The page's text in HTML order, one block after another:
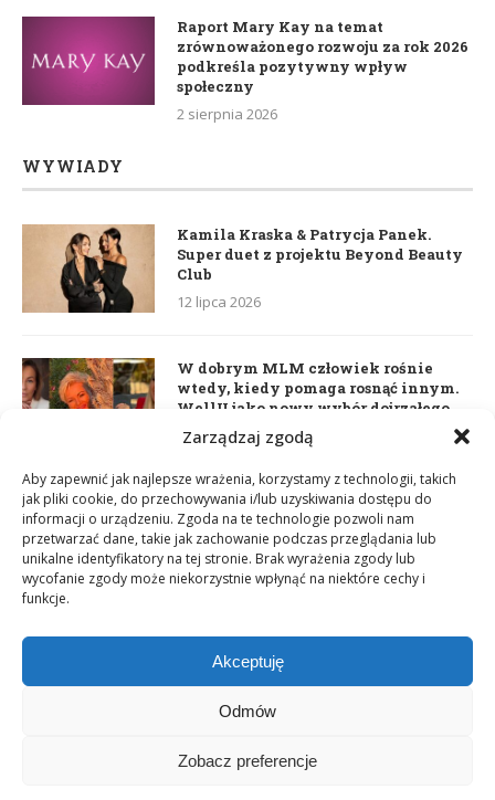
Zarządzaj zgodą
Aby zapewnić jak najlepsze wrażenia, korzystamy z technologii, takich
jak pliki cookie, do przechowywania i/lub uzyskiwania dostępu do
informacji o urządzeniu. Zgoda na te technologie pozwoli nam
przetwarzać dane, takie jak zachowanie podczas przeglądania lub
unikalne identyfikatory na tej stronie. Brak wyrażenia zgody lub
wycofanie zgody może niekorzystnie wpłynąć na niektóre cechy i
funkcje.
Akceptuję
Odmów
Zobacz preferencje
Raport Mary Kay na temat
zrównoważonego rozwoju za rok 2026
podkreśla pozytywny wpływ
społeczny
2 sierpnia 2026
WYWIADY
Kamila Kraska & Patrycja Panek.
Super duet z projektu Beyond Beauty
Club
12 lipca 2026
W dobrym MLM człowiek rośnie
wtedy, kiedy pomaga rosnąć innym.
WellU jako nowy wybór dojrzałego
lidera
Daria Dudzik. Kocham Cię
17 kwietnia 2026